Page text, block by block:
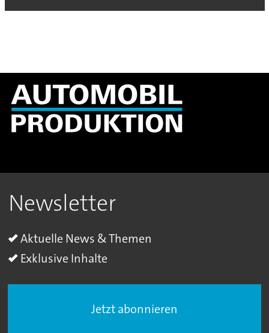
Newsletter
Aktuelle News & Themen
Exklusive Inhalte
Jetzt abonnieren